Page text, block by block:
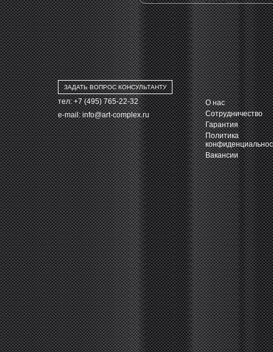
Одноканальный USB
аудиоинтерфейс с комбо
XLR/инструмент. входом.
Высококачественный
усилитель для наушников и
балансный TRS Jack выход
ЗАДАТЬ ВОПРОС КОНСУЛЬТАНТУ
тел: +7 (495) 765-22-32
e-mail:info@art-complex.ru
О нас
Сотрудничество
Гарантия
Политика
Вакансии